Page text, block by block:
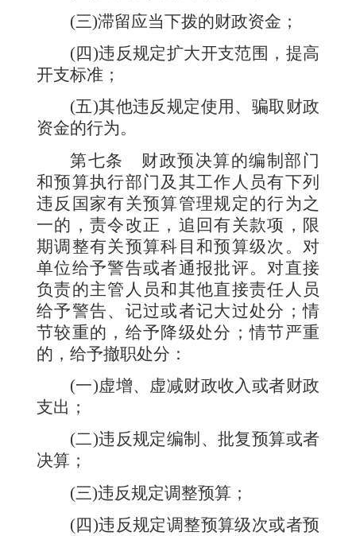
(三)滞留应当下拨的财政资金；
(四)违反规定扩大开支范围，提高
开支标准；
(五)其他违反规定使用、骗取财政
资金的行为。
第七条 财政预决算的编制部门
和预算执行部门及其工作人员有下列
违反国家有关预算管理规定的行为之
一的，责令改正，追回有关款项，限
期调整有关预算科目和预算级次。对
单位给予警告或者通报批评。对直接
负责的主管人员和其他直接责任人员
给予警告、记过或者记大过处分；情
节较重的，给予降级处分；情节严重
的，给予撤职处分：
(一)虚增、虚减财政收入或者财政
支出；
(二)违反规定编制、批复预算或者
决算；
(三)违反规定调整预算；
(四)违反规定调整预算级次或者预